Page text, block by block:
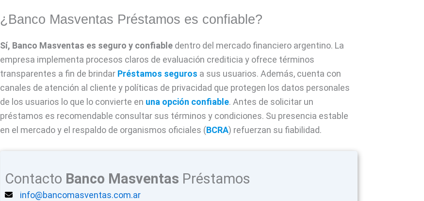
¿Banco Masventas Préstamos es confiable?
Sí, Banco Masventas es seguro y confiable dentro del mercado financiero argentino. La
empresa implementa procesos claros de evaluación crediticia y ofrece términos
transparentes a fin de brindar Préstamos seguros a sus usuarios. Además, cuenta con
canales de atención al cliente y políticas de privacidad que protegen los datos personales
de los usuarios lo que lo convierte en una opción confiable. Antes de solicitar un
préstamos es recomendable consultar sus términos y condiciones. Su presencia estable
en el mercado y el respaldo de organismos oficiales (BCRA) refuerzan su fiabilidad.
Contacto Banco Masventas Préstamos
info@bancomasventas.com.ar